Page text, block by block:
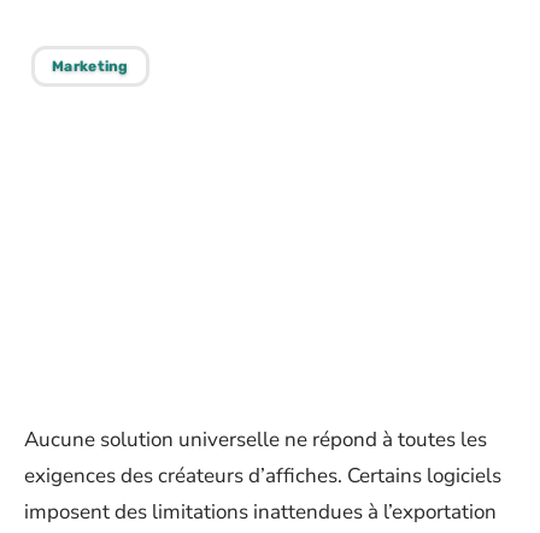
Marketing
Aucune solution universelle ne répond à toutes les
exigences des créateurs d’affiches. Certains logiciels
imposent des limitations inattendues à l’exportation